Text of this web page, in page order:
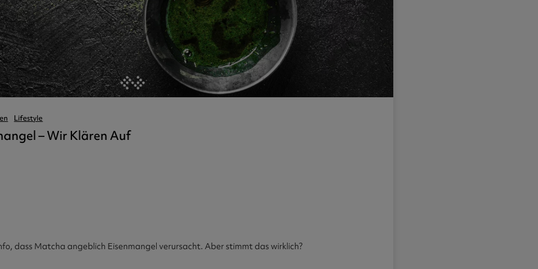
Lifestyle
– Wir Klären Auf
dass Matcha angeblich Eisenmangel verursacht. Aber stimmt das wirklich?